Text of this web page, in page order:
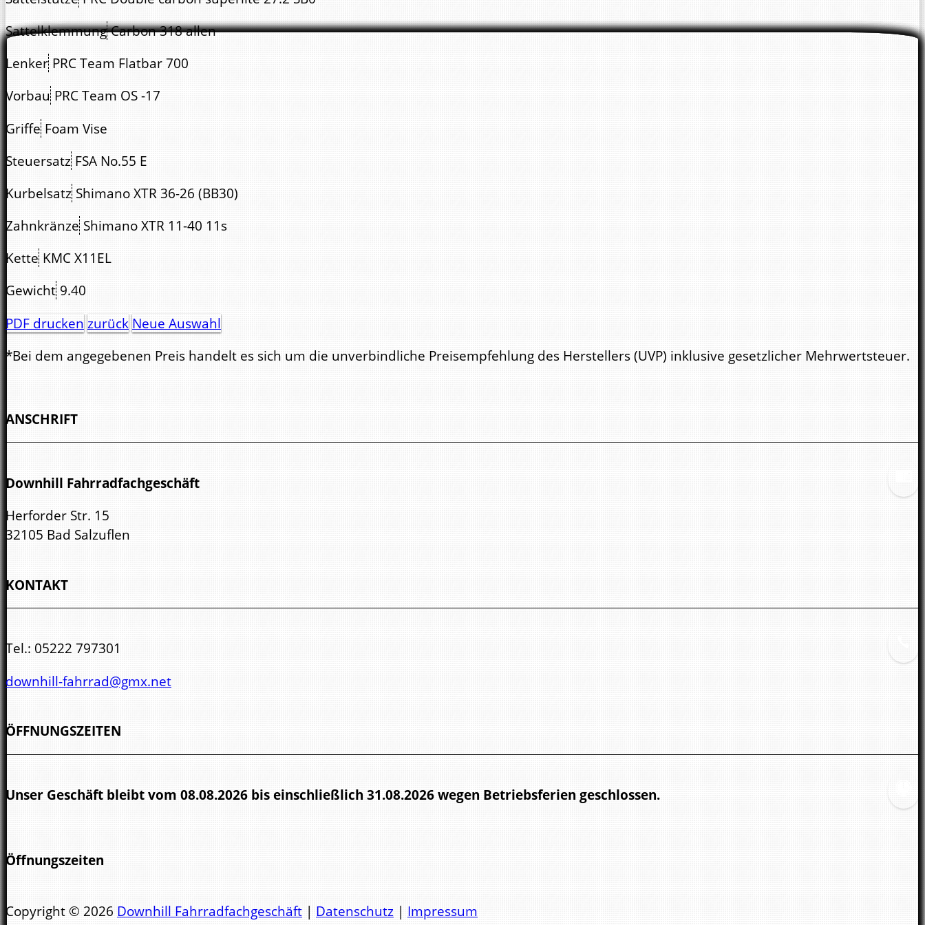
Sattelklemmung Carbon 318 allen
Lenker PRC Team Flatbar 700
Vorbau PRC Team OS -17
Griffe Foam Vise
Steuersatz FSA No.55 E
Kurbelsatz Shimano XTR 36-26 (BB30)
Zahnkränze Shimano XTR 11-40 11s
Kette KMC X11EL
Gewicht 9.40
PDF drucken zurück Neue Auswahl
*Bei dem angegebenen Preis handelt es sich um die unverbindliche Preisempfehlung des Herstellers (UVP) inklusive gesetzlicher Mehrwertsteuer.
ANSCHRIFT
Downhill Fahrradfachgeschäft
Herforder Str. 15
32105 Bad Salzuflen
KONTAKT
Tel.: 05222 797301
downhill-fahrrad@gmx.net
ÖFFNUNGSZEITEN
Unser Geschäft bleibt vom 08.08.2026 bis einschließlich 31.08.2026 wegen Betriebsferien geschlossen.
Öffnungszeiten
Copyright © 2026 Downhill Fahrradfachgeschäft | Datenschutz | Impressum